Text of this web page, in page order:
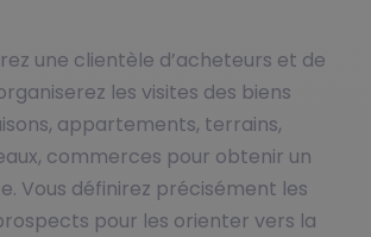
une clientèle d’acheteurs et de
les visites des biens
appartements, terrains,
commerces pour obtenir un
Vous définirez précisément les
pour les orienter vers la